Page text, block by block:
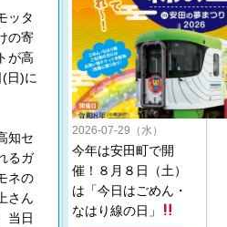
ッタ
の寄
が高
日)に
知セ
るガ
ネの
さん
当日
2026-07-29（水）
今年は安田町で開
催！８月８日（土）
は「今日はごめん・
なはり線の日」